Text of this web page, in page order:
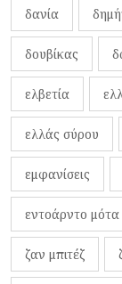
δανία
δουβίκας
ελβετία
ελλάς σύρου
εμφανίσεις
εντοάρντο μότα
ζαν μπιτέζ